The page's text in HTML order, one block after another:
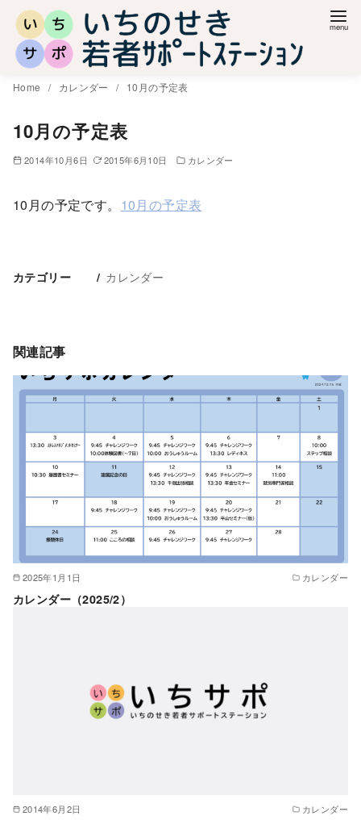
Home カレンダー 10月の予定表
10月の予定表
2014年10月6日 2015年6月10日 カレンダー
10月の予定です。 10月の予定表
カテゴリー カレンダー
関連記事
2025年1月1日 カレンダー
カレンダー（2025/2）
2014年6月2日 カレンダー